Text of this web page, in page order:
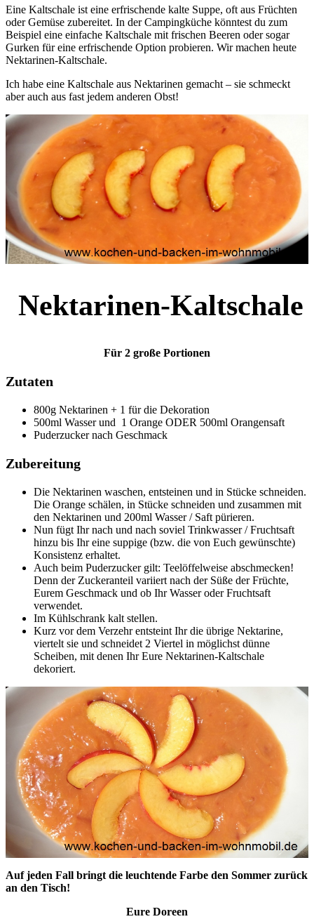
Eine Kaltschale ist eine erfrischende kalte Suppe, oft aus Früchten
oder Gemüse zubereitet. In der Campingküche könntest du zum
Beispiel eine einfache Kaltschale mit frischen Beeren oder sogar
Gurken für eine erfrischende Option probieren. Wir machen heute
Nektarinen-Kaltschale.
Ich habe eine Kaltschale aus Nektarinen gemacht – sie schmeckt
aber auch aus fast jedem anderen Obst!
Nektarinen-Kaltschale
Für 2 große Portionen
Zutaten
800g Nektarinen + 1 für die Dekoration
500ml Wasser und 1 Orange ODER 500ml Orangensaft
Puderzucker nach Geschmack
Zubereitung
Die Nektarinen waschen, entsteinen und in Stücke schneiden.
Die Orange schälen, in Stücke schneiden und zusammen mit
den Nektarinen und 200ml Wasser / Saft pürieren.
Nun fügt Ihr nach und nach soviel Trinkwasser / Fruchtsaft
hinzu bis Ihr eine suppige (bzw. die von Euch gewünschte)
Konsistenz erhaltet.
Auch beim Puderzucker gilt: Teelöffelweise abschmecken!
Denn der Zuckeranteil variiert nach der Süße der Früchte,
Eurem Geschmack und ob Ihr Wasser oder Fruchtsaft
verwendet.
Im Kühlschrank kalt stellen.
Kurz vor dem Verzehr entsteint Ihr die übrige Nektarine,
viertelt sie und schneidet 2 Viertel in möglichst dünne
Scheiben, mit denen Ihr Eure Nektarinen-Kaltschale
dekoriert.
Auf jeden Fall bringt die leuchtende Farbe den Sommer zurück
an den Tisch!
Eure Doreen